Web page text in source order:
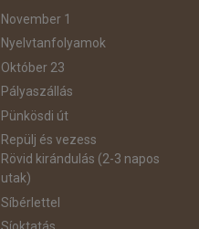
November 1
Nyelvtanfolyamok
Október 23
Pályaszállás
Pünkösdi út
Repülj és vezess
Rövid kirándulás (2-3 napos
utak)
Síbérlettel